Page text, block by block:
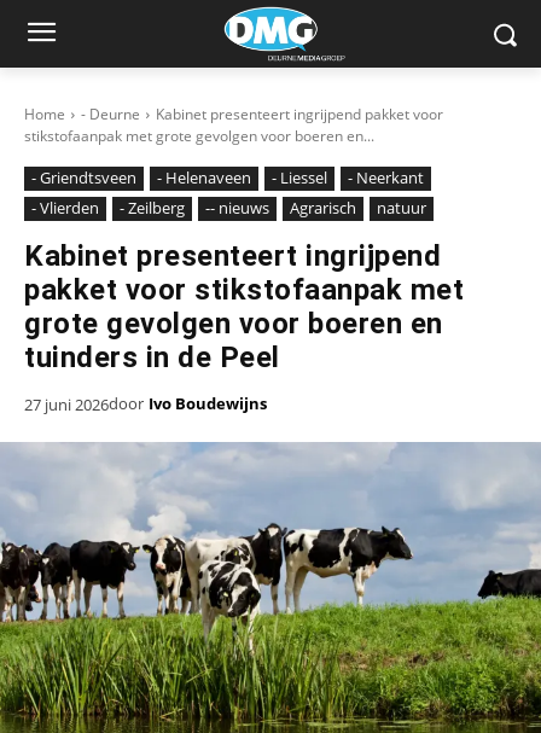
Home - Deurne
Kabinet presenteert ingrijpend pakket voor
stikstofaanpak met grote gevolgen voor boeren en...
- Griendtsveen - Helenaveen - Liessel
- Neerkant
- Vlierden
- Zeilberg -- nieuws Agrarisch natuur
Kabinet presenteert ingrijpend
pakket voor stikstofaanpak met
grote gevolgen voor boeren en
tuinders in de Peel
27 juni 2026door Ivo Boudewijns